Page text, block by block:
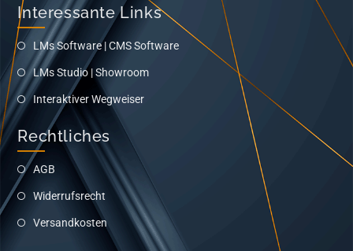
Interessante Links
LMs Software | CMS Software
LMs Studio | Showroom
Interaktiver Wegweiser
Rechtliches
AGB
Widerrufsrecht
Versandkosten